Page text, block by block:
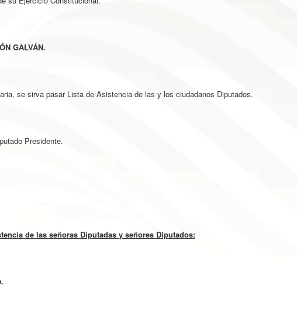
GALVÁN.
se sirva pasar Lista de Asistencia de las y los ciudadanos Diputados.
Presidente.
de las señoras Diputadas y señores Diputados: